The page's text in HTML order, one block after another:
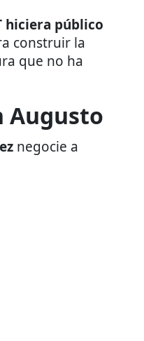
hiciera público
construir la
que no ha
Augusto
negocie a